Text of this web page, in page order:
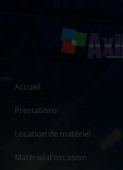
Accueil
Prestations
Location de matériel
Matériel d'occasion